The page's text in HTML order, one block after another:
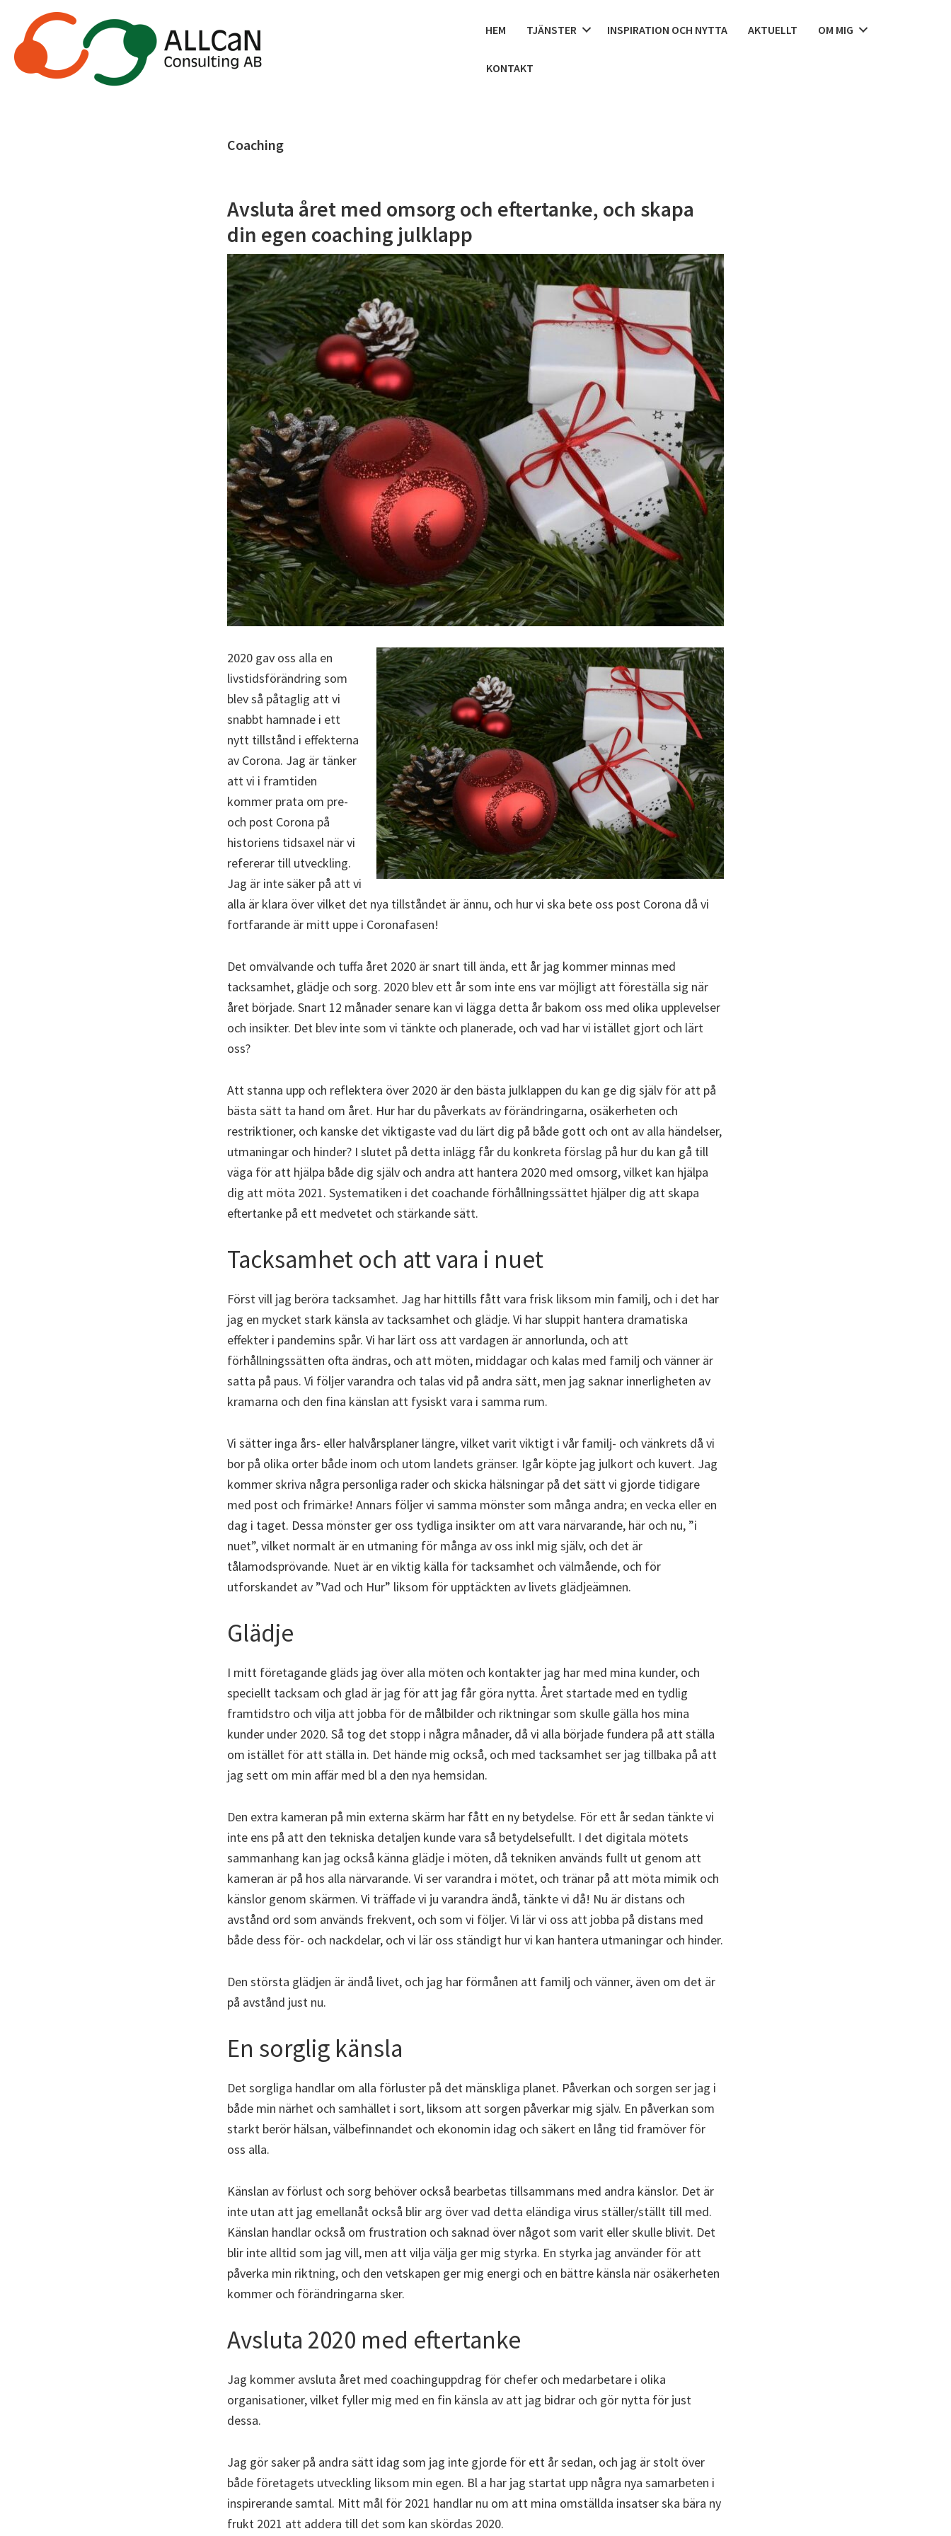
huvudinnehåll
HEM TJÄNSTER INSPIRATION OCH NYTTA AKTUELLT OM MIG
KONTAKT
Coaching
Avsluta året med omsorg och eftertanke, och skapa
din egen coaching julklapp
2020 gav oss alla en
livstidsförändring som
blev så påtaglig att vi
snabbt hamnade i ett
nytt tillstånd i effekterna
av Corona. Jag är tänker
att vi i framtiden
kommer prata om pre-
och post Corona på
historiens tidsaxel när vi
refererar till utveckling.
Jag är inte säker på att vi
alla är klara över vilket det nya tillståndet är ännu, och hur vi ska bete oss post Corona då vi
fortfarande är mitt uppe i Coronafasen!
Det omvälvande och tuffa året 2020 är snart till ända, ett år jag kommer minnas med
tacksamhet, glädje och sorg. 2020 blev ett år som inte ens var möjligt att föreställa sig när
året började. Snart 12 månader senare kan vi lägga detta år bakom oss med olika upplevelser
och insikter. Det blev inte som vi tänkte och planerade, och vad har vi istället gjort och lärt
oss?
Att stanna upp och reflektera över 2020 är den bästa julklappen du kan ge dig själv för att på
bästa sätt ta hand om året. Hur har du påverkats av förändringarna, osäkerheten och
restriktioner, och kanske det viktigaste vad du lärt dig på både gott och ont av alla händelser,
utmaningar och hinder? I slutet på detta inlägg får du konkreta förslag på hur du kan gå till
väga för att hjälpa både dig själv och andra att hantera 2020 med omsorg, vilket kan hjälpa
dig att möta 2021. Systematiken i det coachande förhållningssättet hjälper dig att skapa
eftertanke på ett medvetet och stärkande sätt.
Tacksamhet och att vara i nuet
Först vill jag beröra tacksamhet. Jag har hittills fått vara frisk liksom min familj, och i det har
jag en mycket stark känsla av tacksamhet och glädje. Vi har sluppit hantera dramatiska
effekter i pandemins spår. Vi har lärt oss att vardagen är annorlunda, och att
förhållningssätten ofta ändras, och att möten, middagar och kalas med familj och vänner är
satta på paus. Vi följer varandra och talas vid på andra sätt, men jag saknar innerligheten av
kramarna och den fina känslan att fysiskt vara i samma rum.
Vi sätter inga års- eller halvårsplaner längre, vilket varit viktigt i vår familj- och vänkrets då vi
bor på olika orter både inom och utom landets gränser. Igår köpte jag julkort och kuvert. Jag
kommer skriva några personliga rader och skicka hälsningar på det sätt vi gjorde tidigare
med post och frimärke! Annars följer vi samma mönster som många andra; en vecka eller en
dag i taget. Dessa mönster ger oss tydliga insikter om att vara närvarande, här och nu, ”i
nuet”, vilket normalt är en utmaning för många av oss inkl mig själv, och det är
tålamodsprövande. Nuet är en viktig källa för tacksamhet och välmående, och för
utforskandet av ”Vad och Hur” liksom för upptäckten av livets glädjeämnen.
Glädje
I mitt företagande gläds jag över alla möten och kontakter jag har med mina kunder, och
speciellt tacksam och glad är jag för att jag får göra nytta. Året startade med en tydlig
framtidstro och vilja att jobba för de målbilder och riktningar som skulle gälla hos mina
kunder under 2020. Så tog det stopp i några månader, då vi alla började fundera på att ställa
om istället för att ställa in. Det hände mig också, och med tacksamhet ser jag tillbaka på att
jag sett om min affär med bl a den nya hemsidan.
Den extra kameran på min externa skärm har fått en ny betydelse. För ett år sedan tänkte vi
inte ens på att den tekniska detaljen kunde vara så betydelsefullt. I det digitala mötets
sammanhang kan jag också känna glädje i möten, då tekniken används fullt ut genom att
kameran är på hos alla närvarande. Vi ser varandra i mötet, och tränar på att möta mimik och
känslor genom skärmen. Vi träffade vi ju varandra ändå, tänkte vi då! Nu är distans och
avstånd ord som används frekvent, och som vi följer. Vi lär vi oss att jobba på distans med
både dess för- och nackdelar, och vi lär oss ständigt hur vi kan hantera utmaningar och hinder.
Den största glädjen är ändå livet, och jag har förmånen att familj och vänner, även om det är
på avstånd just nu.
En sorglig känsla
Det sorgliga handlar om alla förluster på det mänskliga planet. Påverkan och sorgen ser jag i
både min närhet och samhället i sort, liksom att sorgen påverkar mig själv. En påverkan som
starkt berör hälsan, välbefinnandet och ekonomin idag och säkert en lång tid framöver för
oss alla.
Känslan av förlust och sorg behöver också bearbetas tillsammans med andra känslor. Det är
inte utan att jag emellanåt också blir arg över vad detta eländiga virus ställer/ställt till med.
Känslan handlar också om frustration och saknad över något som varit eller skulle blivit. Det
blir inte alltid som jag vill, men att vilja välja ger mig styrka. En styrka jag använder för att
påverka min riktning, och den vetskapen ger mig energi och en bättre känsla när osäkerheten
kommer och förändringarna sker.
Avsluta 2020 med eftertanke
Jag kommer avsluta året med coachinguppdrag för chefer och medarbetare i olika
organisationer, vilket fyller mig med en fin känsla av att jag bidrar och gör nytta för just
dessa.
Jag gör saker på andra sätt idag som jag inte gjorde för ett år sedan, och jag är stolt över
både företagets utveckling liksom min egen. Bl a har jag startat upp några nya samarbeten i
inspirerande samtal. Mitt mål för 2021 handlar nu om att mina omställda insatser ska bära ny
frukt 2021 att addera till det som kan skördas 2020.